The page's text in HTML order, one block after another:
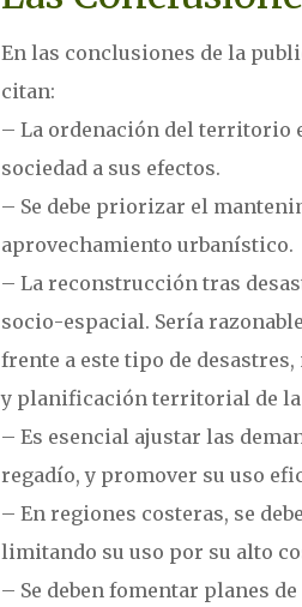
En las conclusiones de la
citan:
– La ordenación del territorio
sociedad a sus efectos.
– Se debe priorizar el
aprovechamiento urbanístico.
– La reconstrucción tras
socio-espacial. Sería
frente a este tipo de
y planificación territorial de la
– Es esencial ajustar las
regadío, y promover su uso
– En regiones costeras, se
limitando su uso por su alto
– Se deben fomentar planes